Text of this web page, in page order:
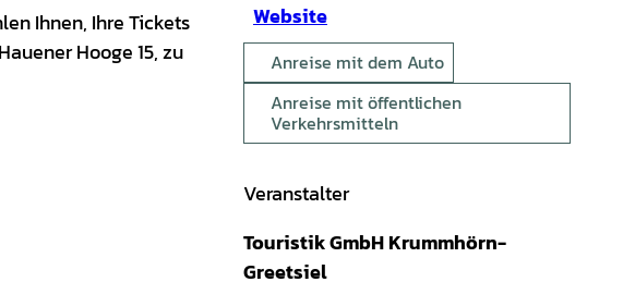
Ihnen, Ihre Tickets
Hooge 15, zu
Website
Anreise mit dem Auto
Anreise mit öffentlichen
Verkehrsmitteln
Veranstalter
Touristik GmbH Krummhörn-
Greetsiel